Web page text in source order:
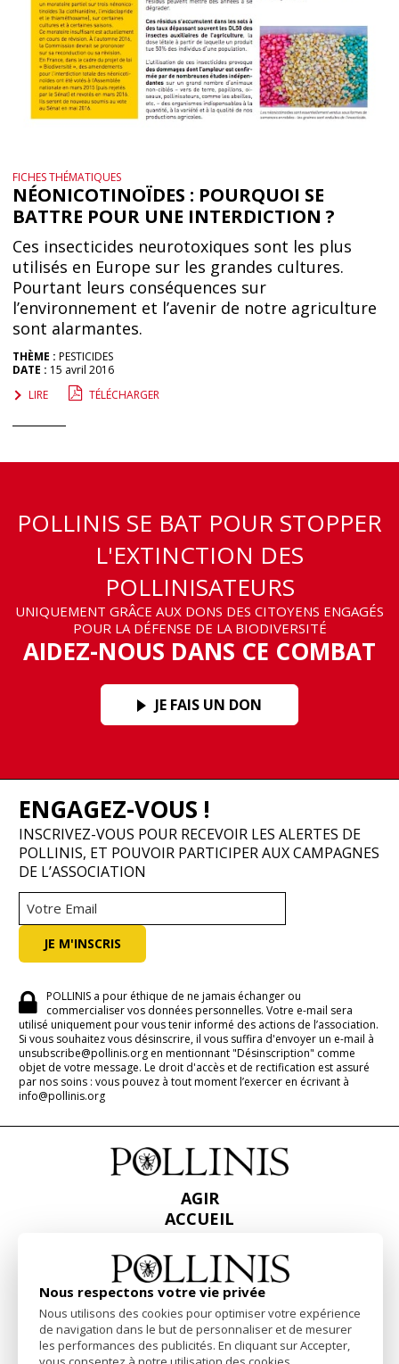
FICHES THÉMATIQUES
NÉONICOTINOÏDES : POURQUOI SE
BATTRE POUR UNE INTERDICTION ?
Ces insecticides neurotoxiques sont les plus
utilisés en Europe sur les grandes cultures.
Pourtant leurs conséquences sur
l’environnement et l’avenir de notre agriculture
sont alarmantes.
THÈME : PESTICIDES
DATE : 15 avril 2016
LIRE
TÉLÉCHARGER
POLLINIS SE BAT POUR STOPPER
L'EXTINCTION DES
POLLINISATEURS
UNIQUEMENT GRÂCE AUX DONS DES CITOYENS ENGAGÉS
POUR LA DÉFENSE DE LA BIODIVERSITÉ
AIDEZ-NOUS DANS CE COMBAT
JE FAIS UN DON
ENGAGEZ-VOUS !
INSCRIVEZ-VOUS POUR RECEVOIR LES ALERTES DE
POLLINIS, ET POUVOIR PARTICIPER AUX CAMPAGNES
DE L’ASSOCIATION
POLLINIS a pour éthique de ne jamais échanger ou
commercialiser vos données personnelles. Votre e-mail sera
utilisé uniquement pour vous tenir informé des actions de l’association.
Si vous souhaitez vous désinscrire, il vous suffira d'envoyer un e-mail à
unsubscribe@pollinis.org en mentionnant "Désinscription" comme
objet de votre message. Le droit d'accès et de rectification est assuré
par nos soins : vous pouvez à tout moment l’exercer en écrivant à
info@pollinis.org
AGIR
ACCUEIL
PRESSE
RAPPORTS & BILANS
FacebookLinkedinInstagram
Nous respectons votre vie privée
Nous utilisons des cookies pour optimiser votre expérience
de navigation dans le but de personnaliser et de mesurer
les performances des publicités. En cliquant sur Accepter,